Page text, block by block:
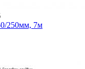
250мм, 7м